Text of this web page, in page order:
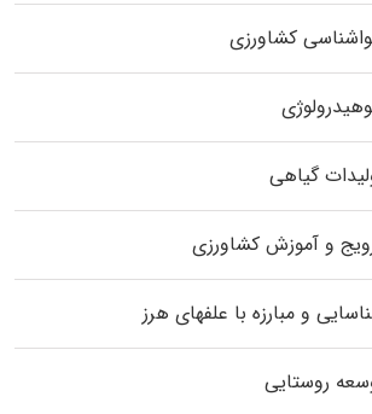
کشاورزی
گیاهی
و آموزش کشاورزی
و مبارزه با علفهای هرز
روستایی